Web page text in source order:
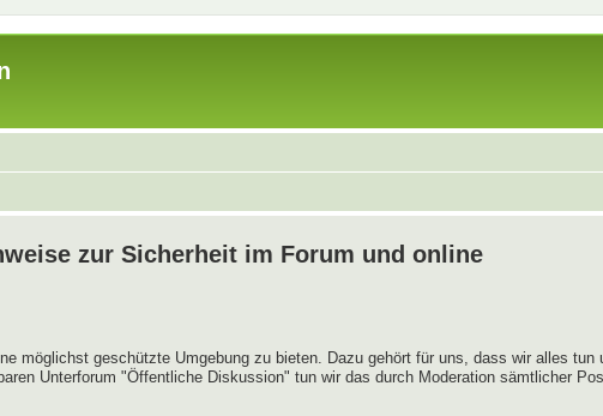
zur Sicherheit im Forum und online
möglichst geschützte Umgebung zu bieten. Dazu gehört für uns, dass wir alles tun
Unterforum "Öffentliche Diskussion" tun wir das durch Moderation sämtlicher